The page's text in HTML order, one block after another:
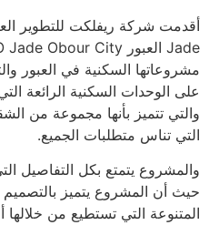
مشروعاتها السكنية في العبور
على الوحدات السكنية الرائعة
والتي تتميز بأنها مجموعة من
التي تناس متطلبات الجميع.
والمشروع يتمتع بكل التفاصيل
حيث أن المشروع يتميز بالتصميم
المتنوعة التي تستطيع من